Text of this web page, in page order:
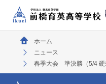
ホーム
ニュース
春季大会 準決勝（5/4 硬